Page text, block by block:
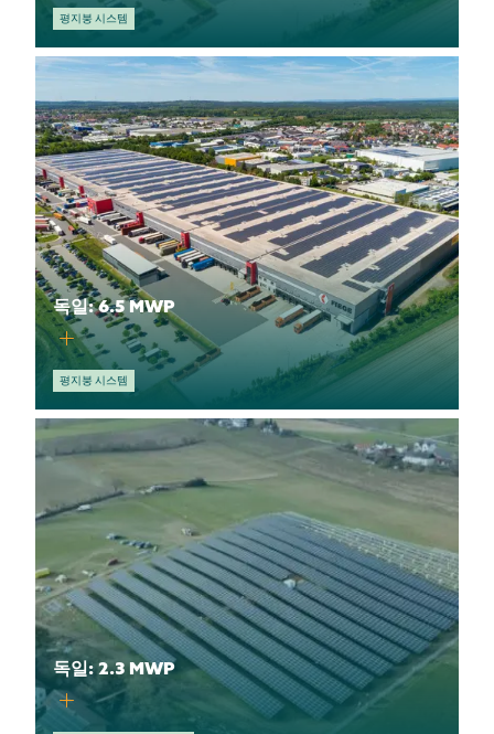
평지붕 시스템
독일: 6.5 MWP
평지붕 시스템
독일: 2.3 MWP